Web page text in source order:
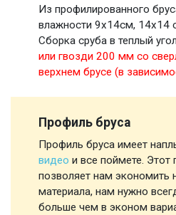
Из профилированного
влажности 9х14см, 14х14
Сборка сруба в теплый угол
или гвозди 200 мм со
верхнем брусе (в
Профиль бруса
Профиль бруса имеет
видео и все поймете. Этот
позволяет нам экономить
материала, нам нужно
больше чем в эконом